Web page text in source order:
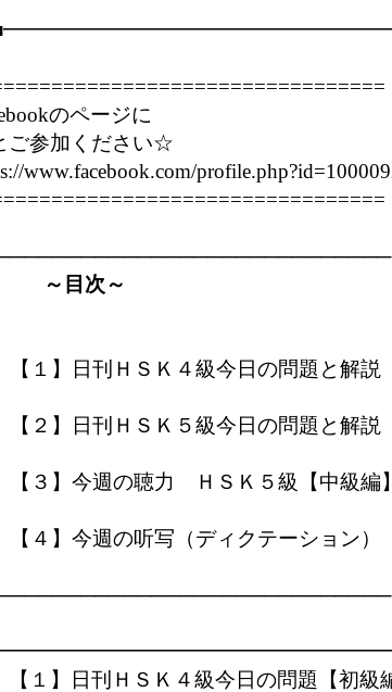
のページに
ご参加ください☆
www.facebook.com/
～目次～
【１】日刊ＨＳＫ４級今日の問題と解説
【２】日刊ＨＳＫ５級今日の問題と解
【３】今週の聴力　ＨＳＫ５級【中級
【４】今週の听写（ディクテーション）
】日刊ＨＳＫ４級今日の問題【初級編